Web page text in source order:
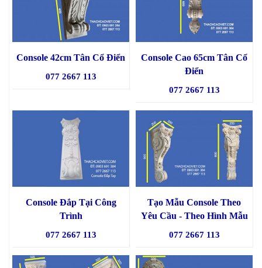
Console 42cm Tân Cổ Điển
077 2667 113
Console Cao 65cm Tân Cổ
Điển
077 2667 113
Console Đắp Tại Công
Trình
077 2667 113
Tạo Mẫu Console Theo
Yêu Cầu - Theo Hình Mẫu
077 2667 113